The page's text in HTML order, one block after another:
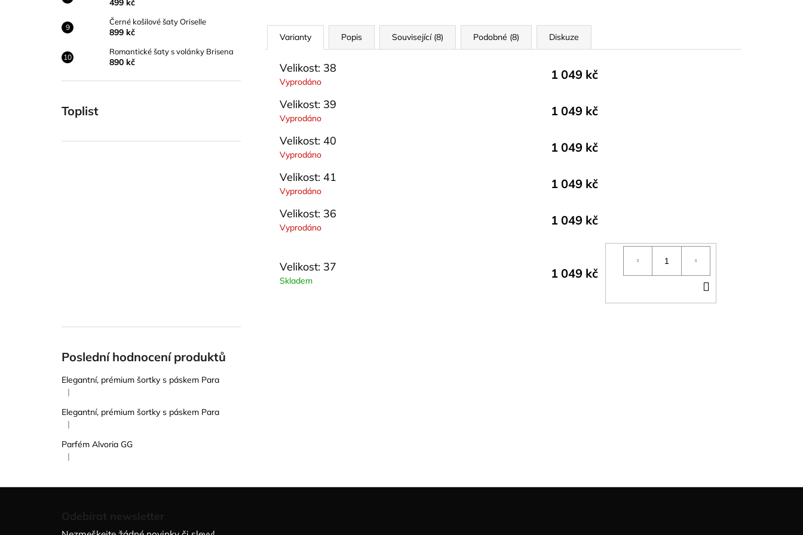
499 kč
Černé košilové šaty Oriselle
899 kč
Romantické šaty s volánky Brisena
890 kč
Toplist
Poslední hodnocení produktů
Elegantní, prémium šortky s páskem Para
Hodnocení produktu je 5 z 5 hvězdiček.
|
Elegantní, prémium šortky s páskem Para
Hodnocení produktu je 5 z 5 hvězdiček.
|
Parfém Alvoria GG
Hodnocení produktu je 5 z 5 hvězdiček.
|
Varianty Popis Související (8) Podobné (8) Diskuze
Velikost: 38
Vyprodáno 1 049 kč
Velikost: 39
Vyprodáno 1 049 kč
Velikost: 40
Vyprodáno 1 049 kč
Velikost: 41
Vyprodáno 1 049 kč
Velikost: 36
Vyprodáno 1 049 kč
Velikost: 37
Skladem 1 049 kč
KOŠÍKU